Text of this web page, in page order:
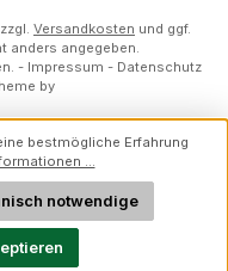
Versandkosten und ggf.
anders angegeben.
- Impressum - Datenschutz
by
bestmögliche Erfahrung
...
notwendige